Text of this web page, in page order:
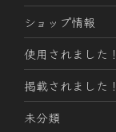
ショップ情報
使用されました！
掲載されました！
未分類